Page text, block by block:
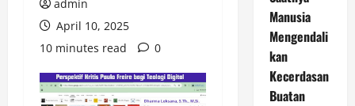
admin
April 10, 2025
10 minutes read
0
Manusia
Mengendali
kan
Kecerdasan
Buatan